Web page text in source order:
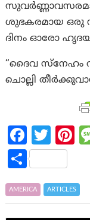
ശുഭകരമായ ഒരു
ദിനം ഓരോ
“ദൈവ സ്നേഹം
ചൊല്ലി
Fa
ce
b
o
o
T
w
itt
er es
t
S
h
ar
AMERICA ARTICLES